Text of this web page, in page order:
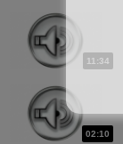
11:34
02:10